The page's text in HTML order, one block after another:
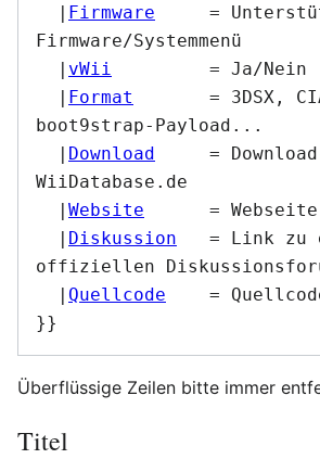
  |
Firmware
Firmware/Systemmenü
  |
vWii
  |
Format
boot9strap-Payload...
  |
Download
WiiDatabase.de
  |
Website
  |
Diskussion
offiziellen
  |
Quellcode
}}
Überflüssige Zeilen bitte immer
Titel